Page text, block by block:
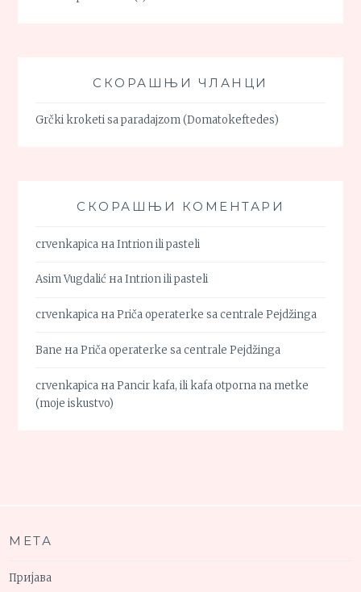
СКОРАШЊИ ЧЛАНЦИ
Grčki kroketi sa paradajzom (Domatokeftedes)
СКОРАШЊИ КОМЕНТАРИ
crvenkapica наIntrion ili pasteli
Asim Vugdalić наIntrion ili pasteli
crvenkapica наPriča operaterke sa centrale Pejdžinga
Bane наPriča operaterke sa centrale Pejdžinga
crvenkapica наPancir kafa, ili kafa otporna na metke
(moje iskustvo)
МЕТА
Пријава